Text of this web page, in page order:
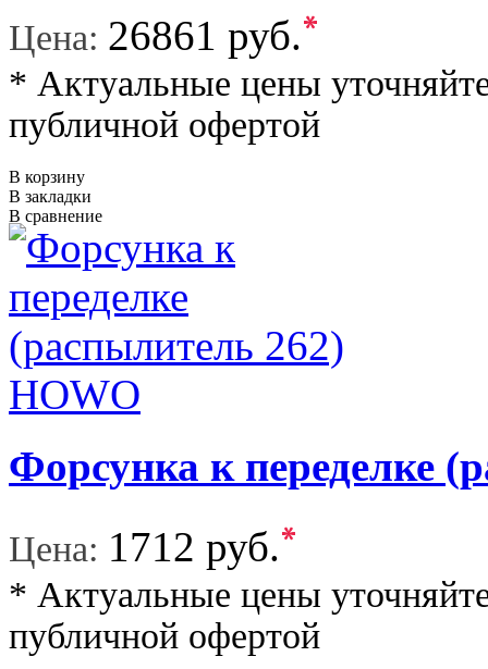
Цена: 26861 руб.*
* Актуальные цены
публичной офертой
В корзину
В закладки
В сравнение
Форсунка к переделке
Цена: 1712 руб.*
* Актуальные цены
публичной офертой